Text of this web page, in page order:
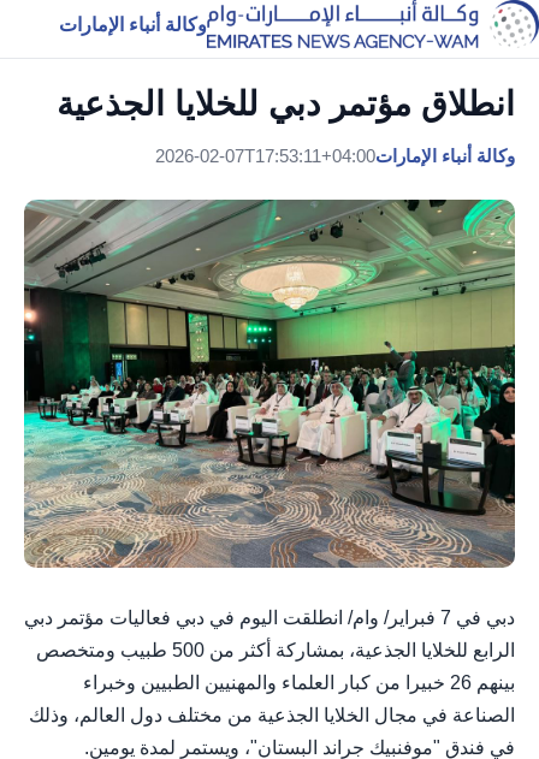
وكالة أنباء الإمارات
انطلاق مؤتمر دبي للخلايا الجذعية
وكالة أنباء الإمارات2026-02-07T17:53:11+04:00
دبي في 7 فبراير/ وام/ انطلقت اليوم في دبي فعاليات مؤتمر دبي
الرابع للخلايا الجذعية، بمشاركة أكثر من 500 طبيب ومتخصص
بينهم 26 خبيرا من كبار العلماء والمهنيين الطبيين وخبراء
الصناعة في مجال الخلايا الجذعية من مختلف دول العالم، وذلك
في فندق "موفنبيك جراند البستان"، ويستمر لمدة يومين.